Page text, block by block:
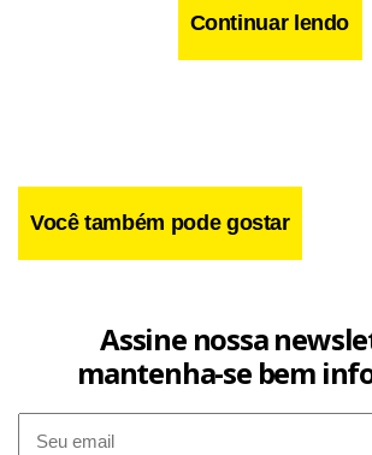
No entanto, a discussão foi barrada na
sucessor. Com a máquina
Continuar lendo
Você também pode gostar
Assine nossa
mantenha-se bem